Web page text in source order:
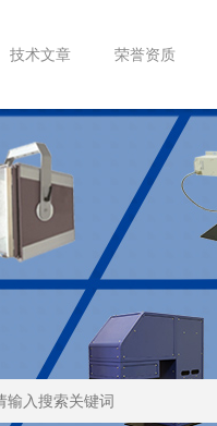
技术文章 荣誉资质